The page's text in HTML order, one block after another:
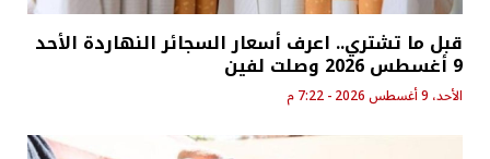
قبل ما تشتري.. اعرف أسعار السجائر النهاردة الأحد
9 أغسطس 2026 وصلت لفين
الأحد، 9 أغسطس 2026 - 7:22 م